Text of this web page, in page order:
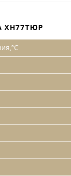
ХН77ТЮР